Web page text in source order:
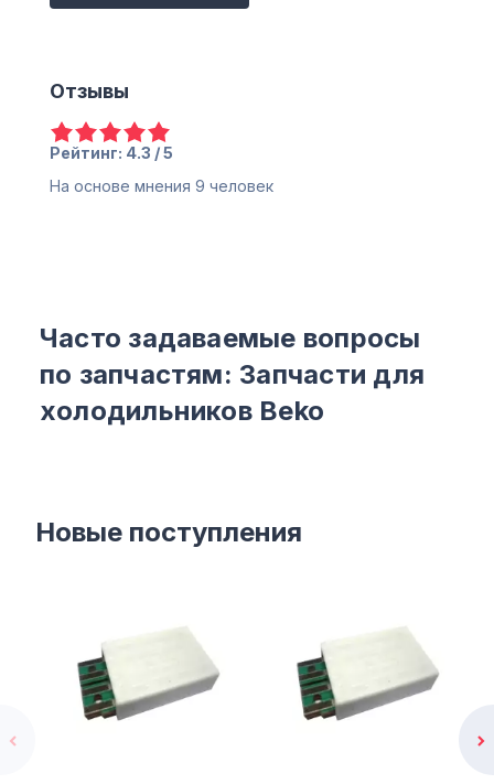
Отзывы
Рейтинг: 4.3 / 5
На основе мнения 9 человек
Часто задаваемые вопросы
по запчастям: Запчасти для
холодильников Beko
Новые поступления